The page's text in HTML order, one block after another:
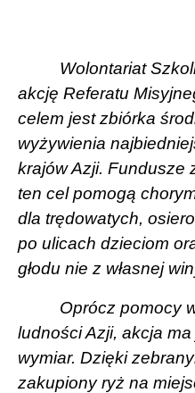
Wolontariat
akcję Referatu
celem jest zbiórka
wyżywienia
krajów Azji. Fundusze
ten cel pomogą
dla trędowatych,
po ulicach dzieciom
głodu nie z własnej
Oprócz pomocy
ludności Azji, akcja
wymiar. Dzięki
zakupiony ryż na